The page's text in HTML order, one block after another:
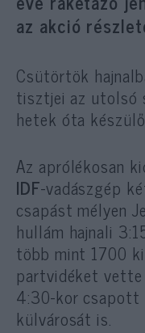
az akció
Csütörtök
tisztjei az utolsó
hetek óta készülő
Az aprólékosan
IDF-vadászgép
csapást mélyen
hullám hajnali
több mint 1700
partvidéket vette
4:30-kor csapott
külvárosát is.